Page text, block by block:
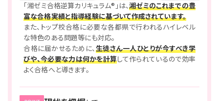
「湘ゼミ合格逆算カリキュラム®」は、湘ゼミのこれまでの豊
富な合格実績と指導経験に基づいて作成されています。
また、トップ校合格に必要な各都県で行われるハイレベル
な特色のある問題等にも対応。
合格に届かせるために、生徒さん一人ひとりが今すべき学
びや、今必要な力は何かを計算して作られているので効率
よく合格へと導きます。